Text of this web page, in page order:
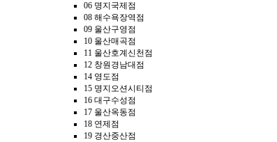
06 명지국제점
08 해수욕장역점
09 울산구영점
10 울산매곡점
11 울산호계신천점
12 창원경남대점
14 영도점
15 명지오션시티점
16 대구수성점
17 울산옥동점
18 연제점
19 경산중산점